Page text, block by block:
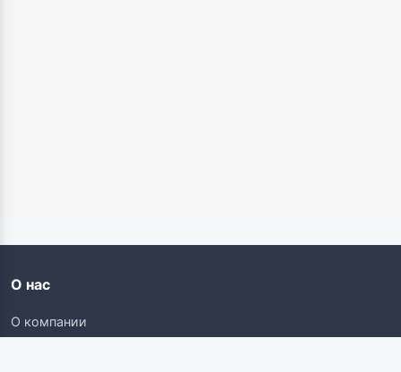
О нас
О компании